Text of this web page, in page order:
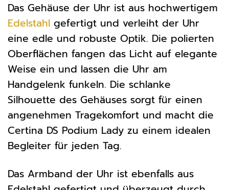
Das Gehäuse der Uhr ist aus hochwertigem
Edelstahl gefertigt und verleiht der Uhr
eine edle und robuste Optik. Die polierten
Oberflächen fangen das Licht auf elegante
Weise ein und lassen die Uhr am
Handgelenk funkeln. Die schlanke
Silhouette des Gehäuses sorgt für einen
angenehmen Tragekomfort und macht die
Certina DS Podium Lady zu einem idealen
Begleiter für jeden Tag.
Das Armband der Uhr ist ebenfalls aus